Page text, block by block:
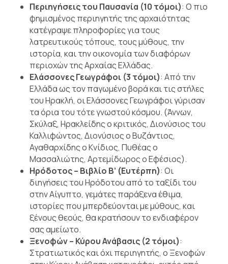
Περιηγήσεις του Παυσανία (10 τόμοι): Ο πιο
φημισμένος περιηγητής της αρχαιότητας
κατέγραψε πληροφορίες για τους
λατρευτικούς τόπους, τους μύθους, την
ιστορία, και την οικονομία των διαφόρων
περιοχών της Αρχαίας Ελλάδας.
Ελάσσονες Γεωγράφοι (3 τόμοι): Από την
Ελλάδα ως τον παγωμένο βορά και τις στήλες
του Ηρακλή, οι Ελάσσονες Γεωγράφοι γύρισαν
τα όρια του τότε γνωστού κόσμου. (Άννων,
Σκύλαξ, Ηρακλείδης ο κριτικός, Διονύσιος του
Καλλιφώντος, Διονύσιος ο Βυζάντιος,
Αγαθαρχίδης ο Κνίδιος, Πυθέας ο
Μασσαλιώτης, Αρτεμίδωρος ο Εφέσιος).
Ηρόδοτος – Βιβλίο Β’ (Ευτέρπη): Οι
διηγήσεις του Ηρόδοτου από το ταξίδι του
στην Αίγυπτο, γεμάτες παράξενα έθιμα,
ιστορίες που μπερδεύονται με μύθους, και
ξένους θεούς, θα κρατήσουν το ενδιαφέρον
σας αμείωτο.
Ξενοφών – Κύρου Ανάβασις (2 τόμοι):
Στρατιωτικός και όχι περιηγητής, ο Ξενοφών